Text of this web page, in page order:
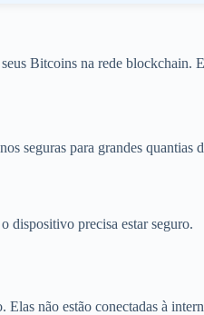
Bitcoins na rede blockchain.
seguras para grandes quantias
dispositivo precisa estar seguro.
não estão conectadas à